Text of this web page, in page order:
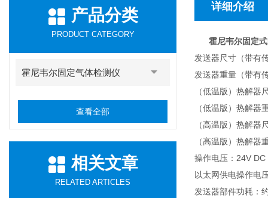
产品分类
PRODUCT CATEGORY
霍尼韦尔固定气体检测仪
查看全部
相关文章
RELATED ARTICLES
详细介绍
霍尼韦尔固定
发送器尺寸（带有
发送器重量（带有
（低温版）热解器
（低温版）热解器
（高温版）热解
（高温版）热解器
操作电压：24V
以太网供电操作电
发送器部件功耗：